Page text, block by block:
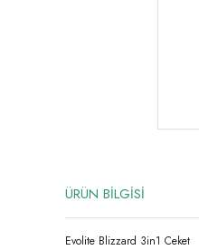
ÜRÜN BİLGİSİ
Evolite Blizzard 3in1 Ceket